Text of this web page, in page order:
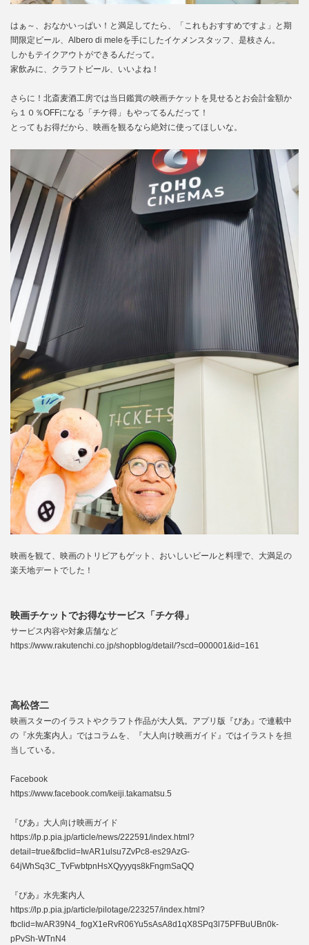
はぁ～、おなかいっぱい！と満足してたら、「これもおすすめですよ」と期
間限定ビール、Albero di meleを手にしたイケメンスタッフ、是枝さん。
しかもテイクアウトができるんだって。
家飲みに、クラフトビール、いいよね！
さらに！北斎麦酒工房では当日鑑賞の映画チケットを見せるとお会計金額か
ら１０％OFFになる「チケ得」もやってるんだって！
とってもお得だから、映画を観るなら絶対に使ってほしいな。
映画を観て、映画のトリビアもゲット、おいしいビールと料理で、大満足の
楽天地デートでした！
映画チケットでお得なサービス「チケ得」
サービス内容や対象店舗など
https://www.rakutenchi.co.jp/shopblog/detail/?scd=000001&id=161
高松啓二
映画スターのイラストやクラフト作品が大人気。アプリ版『ぴあ』で連載中
の『水先案内人』ではコラムを、『大人向け映画ガイド』ではイラストを担
当している。
Facebook
https://www.facebook.com/keiji.takamatsu.5
『ぴあ』大人向け映画ガイド
https://lp.p.pia.jp/article/news/222591/index.html?
detail=true&fbclid=IwAR1ulsu7ZvPc8-es29AzG-
64jWhSq3C_TvFwbtpnHsXQyyyqs8kFngmSaQQ
『ぴあ』水先案内人
https://lp.p.pia.jp/article/pilotage/223257/index.html?
fbclid=IwAR39N4_fogX1eRvR06Yu5sAsA8d1qX8SPq3l75PFBuUBn0k-
pPvSh-WTnN4